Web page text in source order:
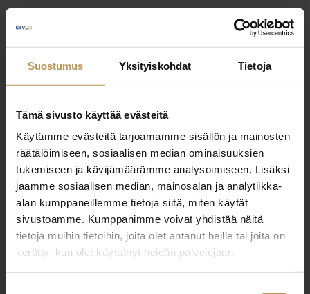
Suostumus Yksityiskohdat Tietoja
Tämä sivusto käyttää evästeitä
Käytämme evästeitä tarjoamamme sisällön ja mainosten
räätälöimiseen, sosiaalisen median ominaisuuksien
tukemiseen ja kävijämäärämme analysoimiseen. Lisäksi
jaamme sosiaalisen median, mainosalan ja analytiikka-
alan kumppaneillemme tietoja siitä, miten käytät
sivustoamme. Kumppanimme voivat yhdistää näitä
tietoja muihin tietoihin, joita olet antanut heille tai joita on
kerätty, kun olet käyttänyt heidän palvelujaan.
Jukka Kauria
"*" näyttää pakolliset kentät
Aihe